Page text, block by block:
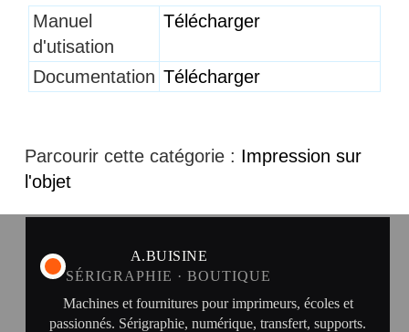
Titre 1
Manuel
d'utisation
Télécharger
Documentation Télécharger
Parcourir cette catégorie : Impression sur
l'objet
A.BUISINE
SÉRIGRAPHIE · BOUTIQUE
Machines et fournitures pour imprimeurs, écoles et
passionnés. Sérigraphie, numérique, transfert, supports.